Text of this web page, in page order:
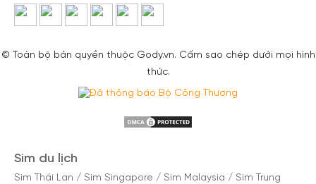
© Toàn bộ bản quyền thuộc Gody.vn. Cấm sao chép dưới mọi hình
thức.
Sim du lịch
Sim Thái Lan / Sim Singapore / Sim Malaysia / Sim Trung